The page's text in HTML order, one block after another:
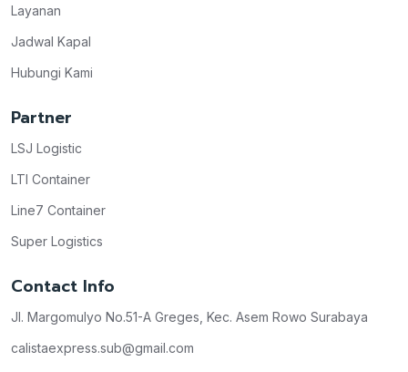
Layanan
Jadwal Kapal
Hubungi Kami
Partner
LSJ Logistic
LTI Container
Line7 Container
Super Logistics
Contact Info
Jl. Margomulyo No.51-A Greges, Kec. Asem Rowo Surabaya
calistaexpress.sub@gmail.com